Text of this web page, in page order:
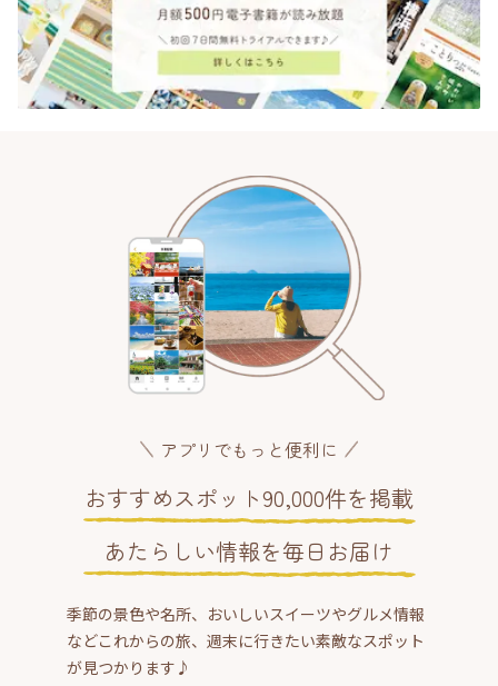
アプリでもっと便利に
おすすめスポット90,000件を掲載
あたらしい情報を毎日お届け
季節の景色や名所、おいしいスイーツやグルメ情報
などこれからの旅、週末に行きたい素敵なスポット
が見つかります♪